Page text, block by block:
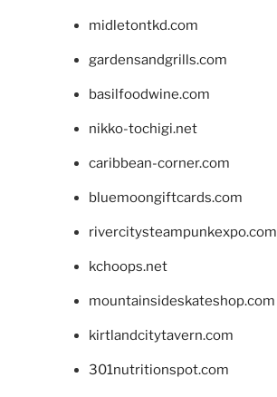
midletontkd.com
gardensandgrills.com
basilfoodwine.com
nikko-tochigi.net
caribbean-corner.com
bluemoongiftcards.com
rivercitysteampunkexpo.com
kchoops.net
mountainsideskateshop.com
kirtlandcitytavern.com
301nutritionspot.com